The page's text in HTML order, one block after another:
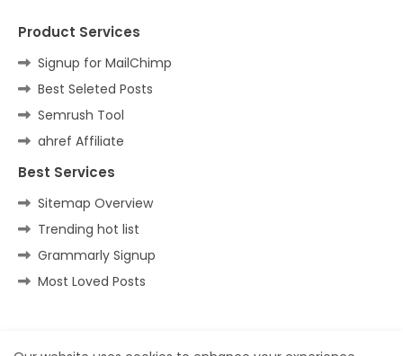
Product Services
Signup for MailChimp
Best Seleted Posts
Semrush Tool
ahref Affiliate
Best Services
Sitemap Overview
Trending hot list
Grammarly Signup
Most Loved Posts
Home Contact us Privacy Policy